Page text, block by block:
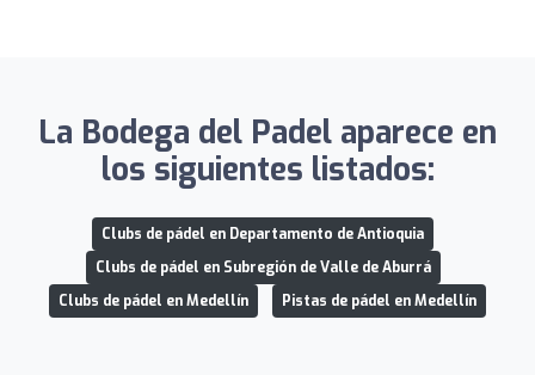
La Bodega del Padel aparece en
los siguientes listados:
Clubs de pádel en Departamento de Antioquia
Clubs de pádel en Subregión de Valle de Aburrá
Clubs de pádel en Medellín
Pistas de pádel en Medellín